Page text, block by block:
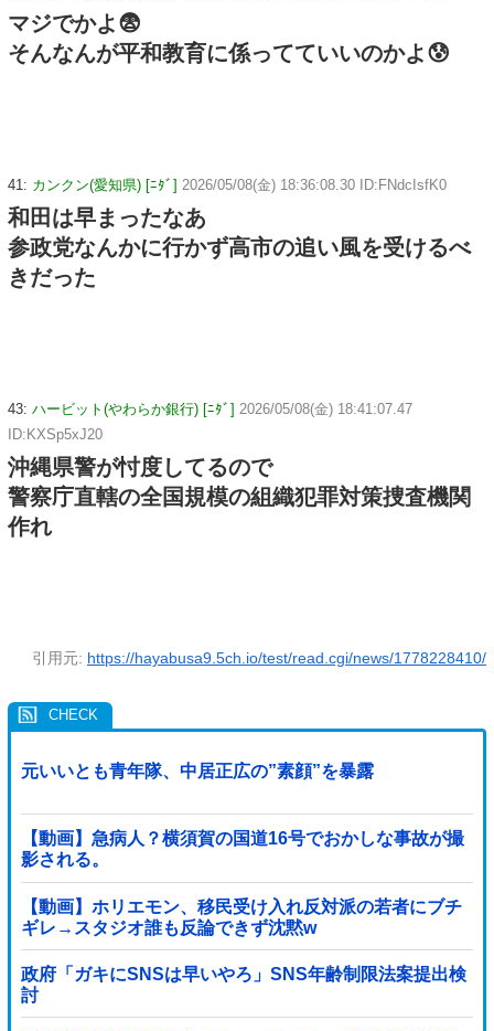
マジでかよ😨
そんなんが平和教育に係ってていいのかよ😰
41: カンクン(愛知県) [ﾆﾀﾞ] 2026/05/08(金) 18:36:08.30 ID:FNdcIsfK0
和田は早まったなあ
参政党なんかに行かず高市の追い風を受けるべ
きだった
43: ハービット(やわらか銀行) [ﾆﾀﾞ] 2026/05/08(金) 18:41:07.47
ID:KXSp5xJ20
沖縄県警が忖度してるので
警察庁直轄の全国規模の組織犯罪対策捜査機関
作れ
引用元: https://hayabusa9.5ch.io/test/read.cgi/news/1778228410/
元いいとも青年隊、中居正広の”素顔”を暴露
【動画】急病人？横須賀の国道16号でおかしな事故が撮
影される。
【動画】ホリエモン、移民受け入れ反対派の若者にブチ
ギレ→スタジオ誰も反論できず沈黙w
政府「ガキにSNSは早いやろ」SNS年齢制限法案提出検
討